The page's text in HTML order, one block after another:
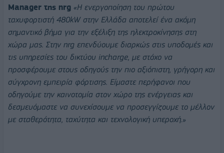
Manager της nrg «Η ενεργοποίηση του πρώτου
ταχυφορτιστή 480kW στην Ελλάδα αποτελεί ένα ακόμη
σημαντικό βήμα για την εξέλιξη της ηλεκτροκίνησης στη
χώρα μας. Στην nrg επενδύουμε διαρκώς στις υποδομές και
τις υπηρεσίες του δικτύου incharge, με στόχο να
προσφέρουμε στους οδηγούς την πιο αξιόπιστη, γρήγορη και
σύγχρονη εμπειρία φόρτισης. Είμαστε περήφανοι που
οδηγούμε την καινοτομία στον χώρο της ενέργειας και
δεσμευόμαστε να συνεχίσουμε να προσεγγίζουμε το μέλλον
με σταθερότητα, ταχύτητα και τεχνολογική υπεροχή.»